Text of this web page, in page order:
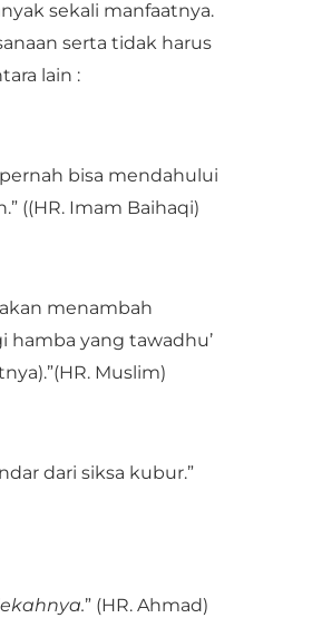
sekali manfaatnya.
serta tidak harus
lain :
bisa mendahului
((HR. Imam Baihaqi)
menambah
hamba yang tawadhu’
Muslim)
dari siksa kubur.”
” (HR. Ahmad)